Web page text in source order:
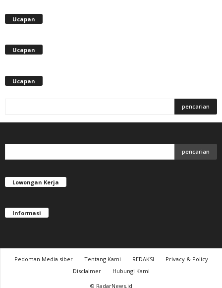
Ucapan
Ucapan
Ucapan
Lowongan Kerja
Informasi
Pedoman Media siber Tentang Kami REDAKSI
Privacy & Policy
Disclaimer
Hubungi Kami
© RadarNews.id